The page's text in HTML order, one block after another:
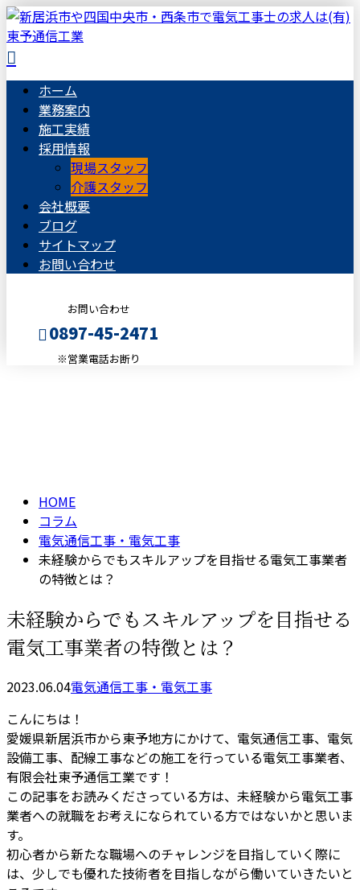
ホーム
業務案内
施工実績
採用情報
現場スタッフ
介護スタッフ
会社概要
ブログ
サイトマップ
お問い合わせ
お問い合わせ
0897-45-2471
※営業電話お断り
HOME
コラム
電気通信工事・電気工事
未経験からでもスキルアップを目指せる電気工事業者
の特徴とは？
未経験からでもスキルアップを目指せる
電気工事業者の特徴とは？
2023.06.04電気通信工事・電気工事
こんにちは！
愛媛県新居浜市から東予地方にかけて、電気通信工事、電気
設備工事、配線工事などの施工を行っている電気工事業者、
有限会社東予通信工業です！
この記事をお読みくださっている方は、未経験から電気工事
業者への就職をお考えになられている方ではないかと思いま
す。
初心者から新たな職場へのチャレンジを目指していく際に
は、少しでも優れた技術者を目指しながら働いていきたいと